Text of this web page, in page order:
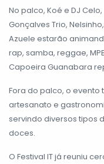
No palco, Koé e DJ
Gonçalves Trio,
Azuele estarão
rap, samba, reggae,
Capoeira Guanabara
Fora do palco, o
artesanato e
servindo diversos tipos
doces.
O Festival IT já reuniu